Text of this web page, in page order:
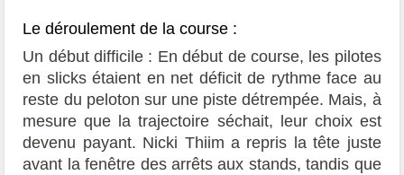
Le déroulement de la course :
Un début difficile : En début de course, les pilotes
en slicks étaient en net déficit de rythme face au
reste du peloton sur une piste détrempée. Mais, à
mesure que la trajectoire séchait, leur choix est
devenu payant. Nicki Thiim a repris la tête juste
avant la fenêtre des arrêts aux stands, tandis que